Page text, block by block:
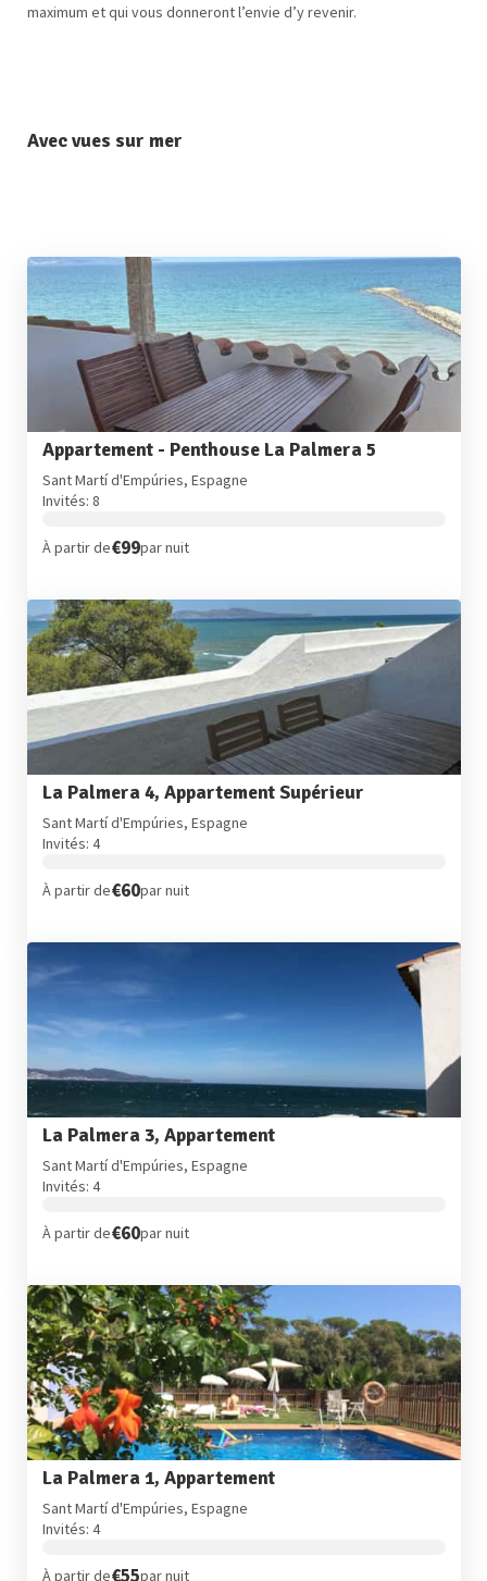
maximum et qui vous donneront l’envie d’y revenir.
Avec vues sur mer
Appartement - Penthouse La Palmera 5
Sant Martí d'Empúries, Espagne
Invités: 8
À partir de€99par nuit
La Palmera 4, Appartement Supérieur
Sant Martí d'Empúries, Espagne
Invités: 4
À partir de€60par nuit
La Palmera 3, Appartement
Sant Martí d'Empúries, Espagne
Invités: 4
À partir de€60par nuit
La Palmera 1, Appartement
Sant Martí d'Empúries, Espagne
Invités: 4
À partir de€55par nuit